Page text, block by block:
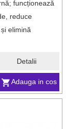
Adauga in cos
Detalii
funcționează
reduce
elimină